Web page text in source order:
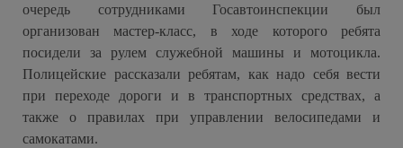
очередь сотрудниками Госавтоинспекции был
организован мастер-класс, в ходе которого ребята
посидели за рулем служебной машины и мотоцикла.
Полицейские рассказали ребятам, как надо себя вести
при переходе дороги и в транспортных средствах, а
также о правилах при управлении велосипедами и
самокатами.